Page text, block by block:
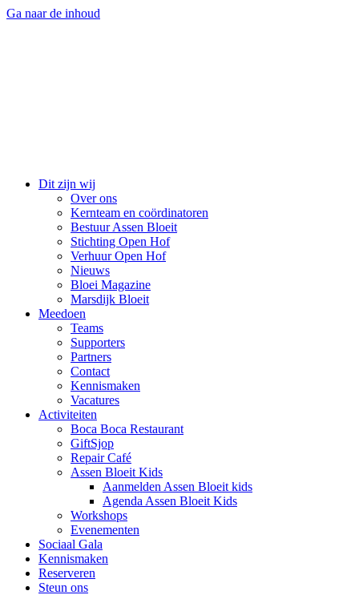
Ga naar de inhoud
Dit zijn wij
Over ons
Kernteam en coördinatoren
Bestuur Assen Bloeit
Stichting Open Hof
Verhuur Open Hof
Nieuws
Bloei Magazine
Marsdijk Bloeit
Meedoen
Teams
Supporters
Partners
Contact
Kennismaken
Vacatures
Activiteiten
Boca Boca Restaurant
GiftSjop
Repair Café
Assen Bloeit Kids
Aanmelden Assen Bloeit kids
Agenda Assen Bloeit Kids
Workshops
Evenementen
Sociaal Gala
Kennismaken
Reserveren
Steun ons